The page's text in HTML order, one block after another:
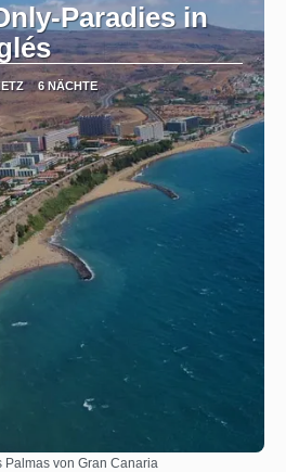
Paradies in
6 NÄCHTE
Palmas von Gran Canaria